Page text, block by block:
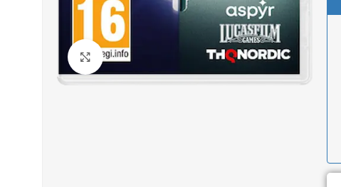
Click to enlarge